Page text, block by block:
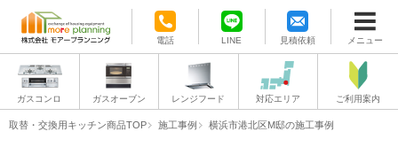
電話 LINE 見積依頼 メニュー
ガスコンロ ガスオーブン レンジフード 対応エリア ご利用案内
取替・交換用キッチン商品TOP 施工事例 横浜市港北区M邸の施工事例